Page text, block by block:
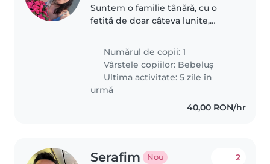
Suntem o familie tânără, cu o
fetiță de doar câteva lunite,
empatic căre sa ne ajute cu
bebelina noastră și alte treburi
casnice minore, de rutina.
Numărul de copii: 1
Vârstele copiilor: Bebeluș
Ultima activitate: 5 zile în
urmă
40,00 RON/hr
Serafim Nou 2